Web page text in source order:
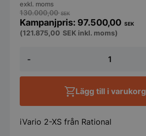
-
2-
mängd
130.000,00SEK
97.500,00 SEK
exkl. moms
(121.875,00 SEK inkl. moms)
Lägg till i varukorg
iVario 2-XS från Rational